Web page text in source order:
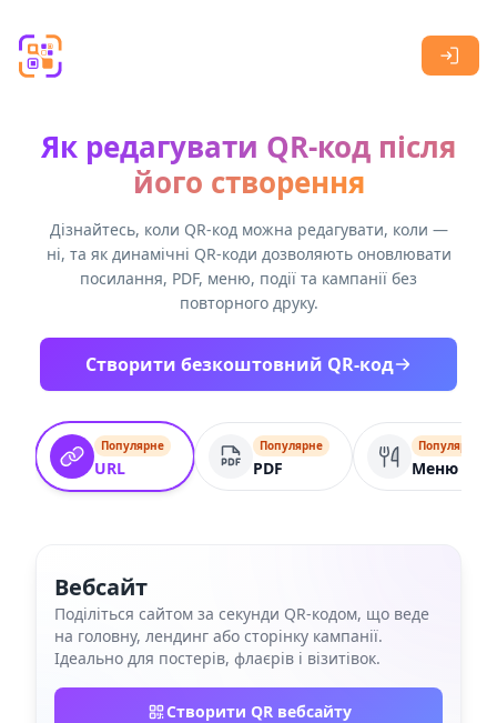
Як редагувати QR-код після
його створення
Дізнайтесь, коли QR-код можна редагувати, коли —
ні, та як динамічні QR-коди дозволяють оновлювати
посилання, PDF, меню, події та кампанії без
повторного друку.
Створити безкоштовний QR-код
Популярне
URL
Популярне
PDF
Популярне
Меню
Вебсайт
Поділіться сайтом за секунди QR‑кодом, що веде
на головну, лендинг або сторінку кампанії.
Ідеально для постерів, флаєрів і візитівок.
Створити QR вебсайту